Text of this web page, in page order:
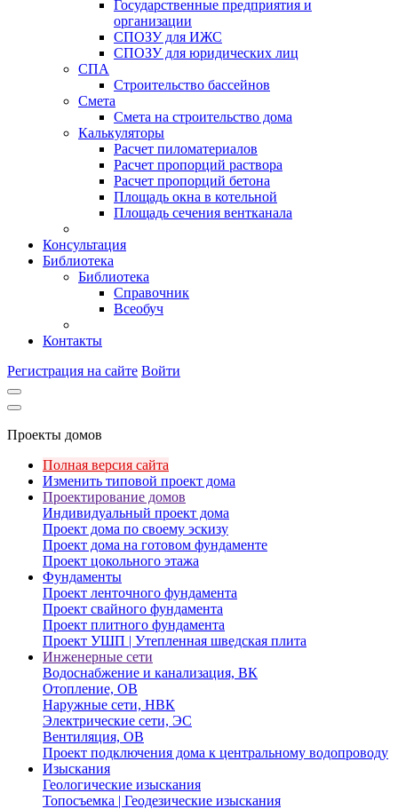
Государственные предприятия и
организации
СПОЗУ для ИЖС
СПОЗУ для юридических лиц
СПА
Строительство бассейнов
Смета
Смета на строительство дома
Калькуляторы
Расчет пиломатериалов
Расчет пропорций раствора
Расчет пропорций бетона
Площадь окна в котельной
Площадь сечения вентканала
Консультация
Библиотека
Библиотека
Справочник
Всеобуч
Контакты
Регистрация на сайте Войти
Проекты домов
Полная версия сайта
Изменить типовой проект дома
Проектирование домов
Индивидуальный проект дома
Проект дома по своему эскизу
Проект дома на готовом фундаменте
Проект цокольного этажа
Фундаменты
Проект ленточного фундамента
Проект свайного фундамента
Проект плитного фундамента
Проект УШП | Утепленная шведская плита
Инженерные сети
Водоснабжение и канализация, ВК
Отопление, ОВ
Наружные сети, НВК
Электрические сети, ЭС
Вентиляция, ОВ
Проект подключения дома к центральному водопроводу
Изыскания
Геологические изыскания
Топосъемка | Геодезические изыскания